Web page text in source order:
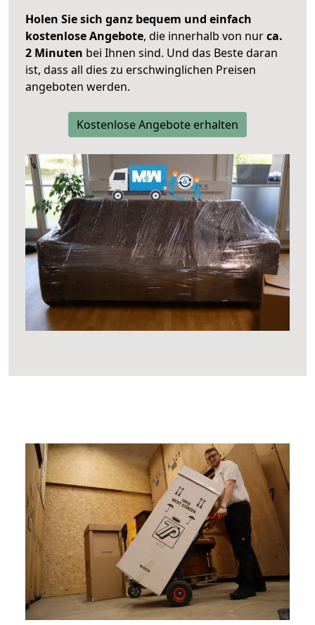
Holen Sie sich ganz bequem und einfach
kostenlose Angebote, die innerhalb von nurca.
2 Minuten bei Ihnen sind. Und das Beste daran
ist, dass all dies zu erschwinglichen Preisen
angeboten werden.
Kostenlose Angebote erhalten